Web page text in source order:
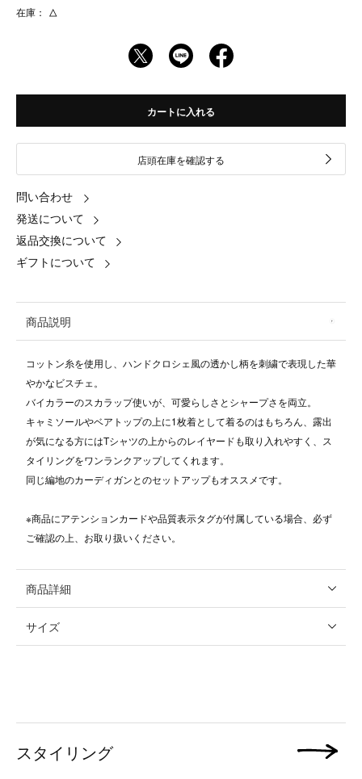
在庫： △
カートに入れる
店頭在庫を確認する
問い合わせ
発送について
返品交換について
ギフトについて
商品説明
コットン糸を使用し、ハンドクロシェ風の透かし柄を刺繍で表現した華
やかなビスチェ。
バイカラーのスカラップ使いが、可愛らしさとシャープさを両立。
キャミソールやベアトップの上に1枚着として着るのはもちろん、露出
が気になる方にはTシャツの上からのレイヤードも取り入れやすく、ス
タイリングをワンランクアップしてくれます。
同じ編地のカーディガンとのセットアップもオススメです。
※商品にアテンションカードや品質表示タグが付属している場合、必ず
ご確認の上、お取り扱いください。
商品詳細
サイズ
スタイリング 次の画像